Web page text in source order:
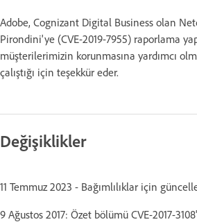
Adobe, Cognizant Digital Business olan
Pirondini'ye (CVE-2019-7955) raporlama
müşterilerimizin korunmasına yardımcı
çalıştığı için teşekkür eder.
Değişiklikler
11 Temmuz 2023 - Bağımlılıklar için
9 Ağustos 2017: Özet bölümü CVE-2017-